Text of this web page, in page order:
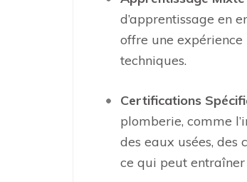
d’apprentissage en
offre une
techniques.
Certifications
plomberie, comme
des eaux usées, des
ce qui peut